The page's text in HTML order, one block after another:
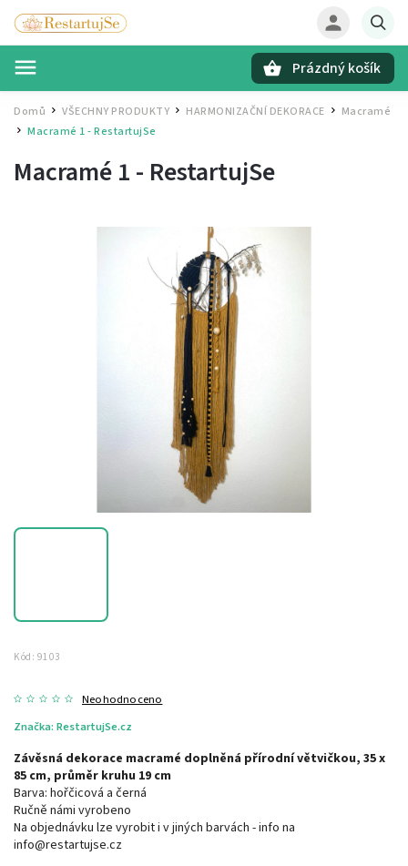
Prázdný košík
Domů / VŠECHNY PRODUKTY / HARMONIZAČNÍ DEKORACE
Macramé
/
Macramé 1 - RestartujSe
Macramé 1 - RestartujSe
Kód: 9103
Neohodnoceno
Značka: RestartujSe.cz
Závěsná dekorace macramé doplněná přírodní větvičkou, 35 x
85 cm, průměr kruhu 19 cm
Barva: hořčicová a černá
Ručně námi vyrobeno
Na objednávku lze vyrobit i v jiných barvách - info na
info@restartujse.cz